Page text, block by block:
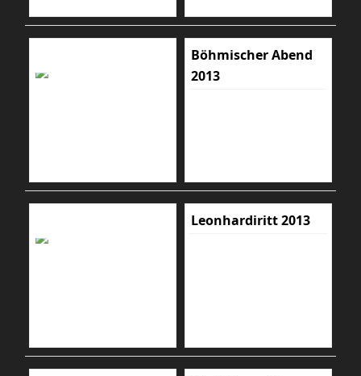
Böhmischer Abend
2013
Leonhardiritt 2013